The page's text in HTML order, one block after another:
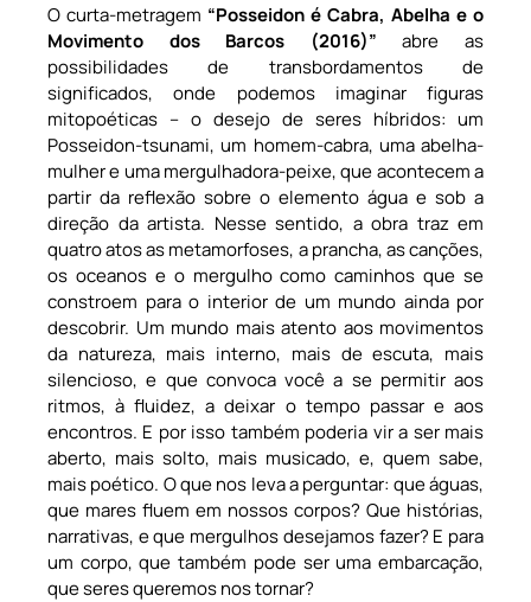
O curta-metragem “Posseidon é Cabra, Abelha e o
Movimento dos Barcos (2016)” abre as
possibilidades de transbordamentos de
significados, onde podemos imaginar figuras
mitopoéticas – o desejo de seres híbridos: um
Posseidon-tsunami, um homem-cabra, uma abelha-
mulher e uma mergulhadora-peixe, que acontecem a
partir da reflexão sobre o elemento água e sob a
direção da artista. Nesse sentido, a obra traz em
quatro atos as metamorfoses, a prancha, as canções,
os oceanos e o mergulho como caminhos que se
constroem para o interior de um mundo ainda por
descobrir. Um mundo mais atento aos movimentos
da natureza, mais interno, mais de escuta, mais
silencioso, e que convoca você a se permitir aos
ritmos, à fluidez, a deixar o tempo passar e aos
encontros. E por isso também poderia vir a ser mais
aberto, mais solto, mais musicado, e, quem sabe,
mais poético. O que nos leva a perguntar: que águas,
que mares fluem em nossos corpos? Que histórias,
narrativas, e que mergulhos desejamos fazer? E para
um corpo, que também pode ser uma embarcação,
que seres queremos nos tornar?